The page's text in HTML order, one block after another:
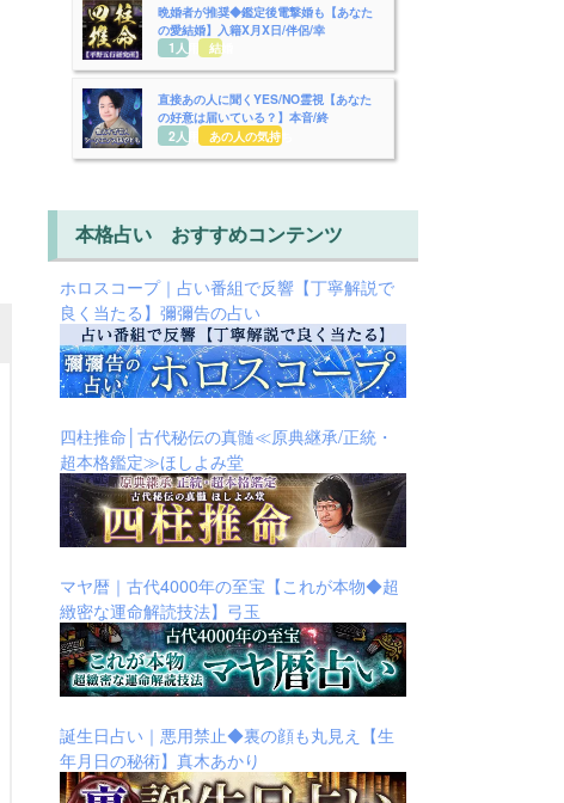
晩婚者が推奨◆鑑定後電撃婚も【あなた
の愛結婚】入籍X月X日/伴侶/幸
1人用 結婚
直接あの人に聞くYES/NO霊視【あなた
の好意は届いている？】本音/終
2人用
あの人の気持ち
本格占い おすすめコンテンツ
ホロスコープ｜占い番組で反響【丁寧解説で
良く当たる】彌彌告の占い
四柱推命│古代秘伝の真髄≪原典継承/正統・
超本格鑑定≫ほしよみ堂
マヤ暦｜古代4000年の至宝【これが本物◆超
緻密な運命解読技法】弓玉
誕生日占い｜悪用禁止◆裏の顔も丸見え【生
年月日の秘術】真木あかり